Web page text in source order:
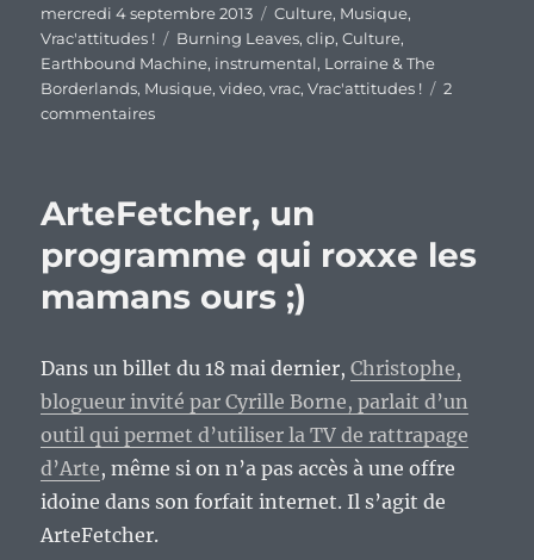
Publié
le
mercredi 4 septembre 2013 Catégories
Culture, Musique,
Vrac'attitudes !
Étiquettes
Burning Leaves,clip,Culture,
Earthbound Machine, instrumental, Lorraine & The
Borderlands, Musique,video,vrac,Vrac'attitudes !
2
commentairessur
et
ArteFetcher, un
programme qui roxxe les
mamans ours ;)
Dans un billet du 18 mai dernier,Christophe,
blogueur invité par Cyrille Borne, parlait d’un
outil qui permet d’utiliser la TV de rattrapage
d’Arte, même si on n’a pas accès à une offre
idoine dans son forfait internet. Il s’agit de
ArteFetcher.